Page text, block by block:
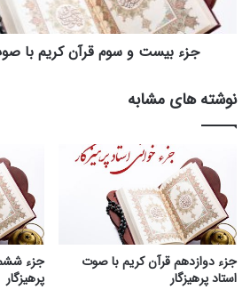
صوت
استاد
پرهیزگارجزء بیست و سوم قرآن کریم با
نوشته های مشابه
جزء دوازدهم قرآن کریم با صوت
استاد پرهیزگار
جزء
پرهیزگار